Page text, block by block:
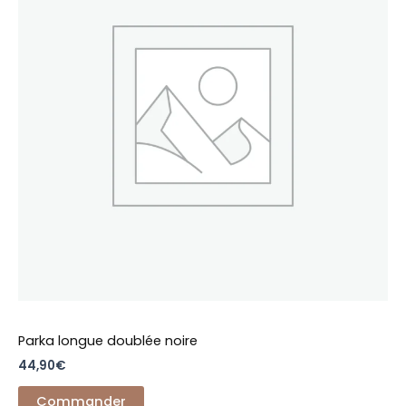
Parka longue doublée noire
44,90€
Commander
variations.
Les
peuvent
être
choisies
la
page